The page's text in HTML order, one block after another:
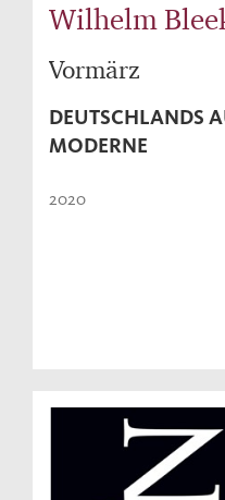
Wilhelm
Vormärz
DEUTSCHLANDS
MODERNE
2020